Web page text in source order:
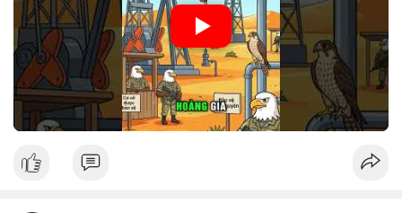
🎥 Xem video trực tiếp tại:
Nguồn: Cú Thông Thái